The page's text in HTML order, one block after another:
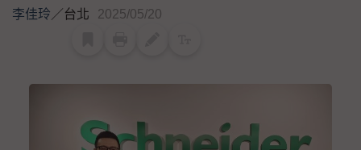
李佳玲／台北 2025/05/20